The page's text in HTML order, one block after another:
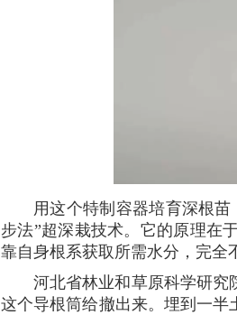
用这个特制容器培育深根
步法”超深栽技术。它的原理在
靠自身根系获取所需水分，完全
河北省林业和草原科学研究
这个导根筒给撤出来。埋到一